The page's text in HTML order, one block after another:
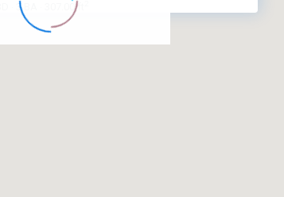
3 BA 307.00 ft